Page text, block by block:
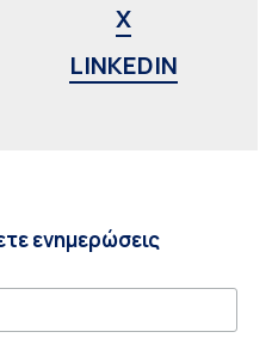
X
LINKEDIN
ενημερώσεις